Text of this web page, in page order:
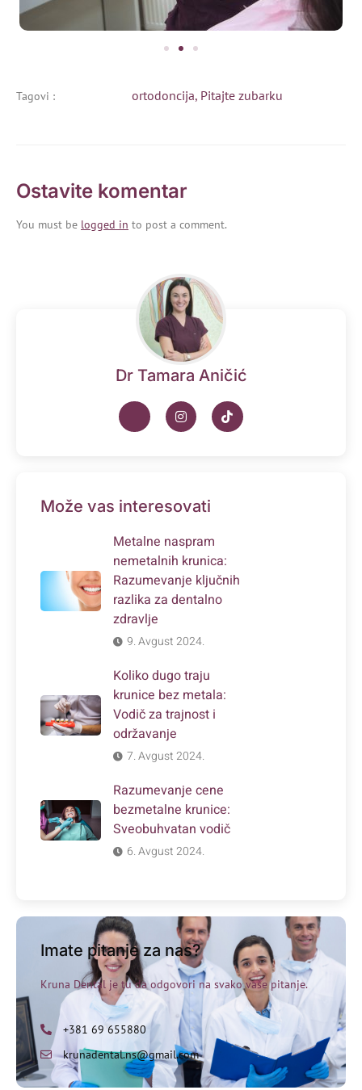
Tagovi : ortodoncija, Pitajte zubarku
Ostavite komentar
You must be logged in to post a comment.
Dr Tamara Aničić
Može vas interesovati
Metalne naspram
nemetalnih krunica:
Razumevanje ključnih
razlika za dentalno
zdravlje
9. Avgust 2024.
Koliko dugo traju
krunice bez metala:
Vodič za trajnost i
održavanje
7. Avgust 2024.
Razumevanje cene
bezmetalne krunice:
Sveobuhvatan vodič
6. Avgust 2024.
Imate pitanje za nas?
Kruna Dental je tu da odgovori na svako vaše pitanje.
+381 69 655880
krunadental.ns@gmail.com